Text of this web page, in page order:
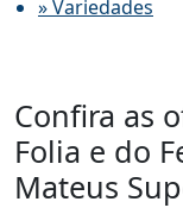
» Variedades
Confira as
Folia e do
Mateus